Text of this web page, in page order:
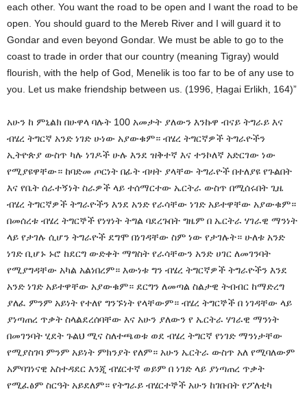
each other. You want the road to be open and I want the road to be
open. You should guard to the Mereb River and I will guard it to
Gondar and even beyond Gondar. We must be able to go to the
coast to trade in order that our country (meaning Tigray) would
flourish, with the help of God, Menelik is too far to be of any use to
you. Let us make friendship between us. (1996, Ḥagai Erlikh, 164)”
አሁን ከ ምኒልክ በሁዋላ ባሉት 100 አመታት ያለውን እንኩዋ ብናይ ትግራይ እና
ብሄረ ትግርኛ አንድ ነገድ ሁነው አያውቁም። ብሄረ ትግርኛዎች ትግራዮችን
ኢትዮጵያ ውስጥ ካሉ ነገዶች ሁሉ እንደ ዝቅተኛ እና ተንኮለኛ አድርገው ነው
የሚያዩዋቸው። ከባድመ ጦርነት በፊት ብዛት ያላቸው ትግራዮች በተለያዩ የጉልበት
እና የቤት ሰራተኝነት ስራዎች ላይ ተሰማርተው ኤርትራ ውስጥ በሚሰሩበት ጊዜ
ብሄረ ትግርኛዎች ትግራዮችን እንደ አንድ የራሳቸው ነገድ አይተዋቸው አያውቁም።
በመሰረቱ ብሄረ ትግርኞች የነፃነት ትግል ባደረጉበት ግዜም በ ኤርትራ ሃገራዊ ማንነት
ላይ የታገሉ ሲሆን ትግራዮች ደግሞ በነገዳቸው ስም ነው የታገሉት። ሁለቱ አንድ
ነገድ ቢሆኑ ኑሮ ከደርግ ውድቀት ማግስት የራሳቸውን አንድ ሀገር ለመገንባት
የሚያግዳቸው አካል አልነበረም። እውነቱ ግን ብሄረ ትግርኛዎች ትግራዮችን እንደ
አንድ ነገድ አይተዋቸው አያውቁም። ደርግን ለመጣል ስልታዊ ትብብር ከማድረግ
ያለፈ ምንም አይነት የተለየ ግንኙነት የላቸውም። ብሄረ ትግርኞች በ ነገዳቸው ላይ
ያነጣጠረ ጥቃት ስላልደረሰባቸው እና አሁን ያለውን የ ኤርትራ ሃገራዊ ማንነት
በመገንባት ሂደት ጉልህ ሚና ስለተጫወቱ ወደ ብሄረ ትግርኛ የነገድ ማንነታቸው
የሚያስገባ ምንም አይነት ምክንያት የለም። አሁን ኤርትራ ውስጥ አለ የሚባለውም
አምባገነናዊ አስተዳደር እንጂ ብሄርተኛ ወይም በ ነገድ ላይ ያነጣጠረ ጥቃት
የሚፈፅም ስርዓት አይደለም። የትግራይ ብሄርተኞች አሁን ከገቡበት የፖለቲካ